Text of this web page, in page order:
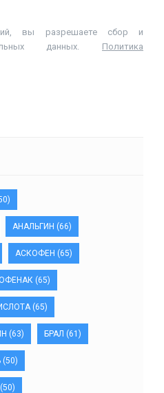
вы разрешаете сбор и
данных. Политика
АНАЛЬГИН (66)
АСКОФЕН (65)
(65)
(65)
(63) БРАЛ (61)
(50)
(50)